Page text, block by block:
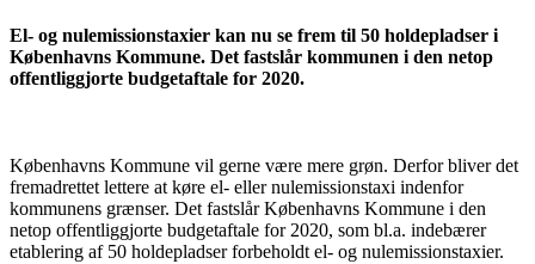
El- og nulemissionstaxier kan nu se frem til 50 holdepladser i
Københavns Kommune. Det fastslår kommunen i den netop
offentliggjorte budgetaftale for 2020.
Københavns Kommune vil gerne være mere grøn. Derfor bliver det
fremadrettet lettere at køre el- eller nulemissionstaxi indenfor
kommunens grænser. Det fastslår Københavns Kommune i den
netop offentliggjorte budgetaftale for 2020, som bl.a. indebærer
etablering af 50 holdepladser forbeholdt el- og nulemissionstaxier.